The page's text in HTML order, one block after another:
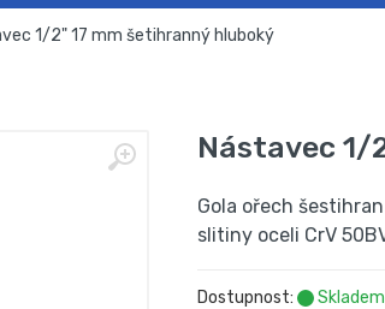
1/2" 17 mm šetihranný hluboký
Nástavec 1/
Gola ořech
slitiny oceli CrV
Dostupnost: